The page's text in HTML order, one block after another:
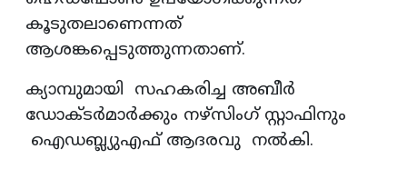
കൂടുതലാണെന്നത്
ആശങ്കപ്പെടുത്തുന്നതാണ്.
ക്യാമ്പുമായി സഹകരിച്ച അബീര്‍
ഡോക്ടര്‍മാര്‍ക്കും നഴ്സിംഗ് സ്റ്റാഫിനും
ഐഡബ്ല്യുഎഫ് ആദരവു നല്‍കി.